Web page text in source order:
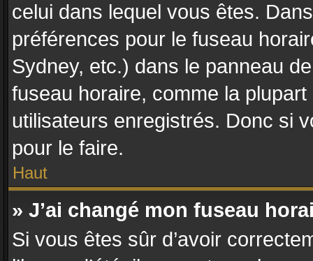
celui dans lequel vous êtes.
préférences pour le fuseau
Sydney, etc.) dans le panneau
fuseau horaire, comme la plupart
utilisateurs enregistrés. Donc si
pour le faire.
Haut
» J’ai changé mon fuseau
Si vous êtes sûr d’avoir